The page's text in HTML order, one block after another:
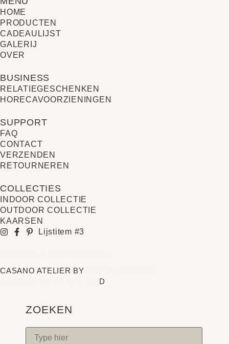
HOME
PRODUCTEN
CADEAULIJST
GALERIJ
OVER
BUSINESS
RELATIE­GESCHENKEN
HORECAVOORZIENINGEN
SUPPORT
FAQ
CONTACT
VERZENDEN
RETOURNEREN
COLLECTIES
INDOOR COLLECTIE
OUTDOOR COLLECTIE
KAARSEN
Lijstitem #3
CASANO ATELIER BY
D
ZOEKEN